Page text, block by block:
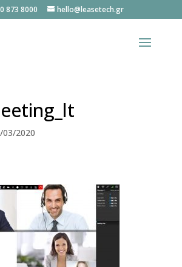
873 8000 hello@leasetech.gr
03/2020